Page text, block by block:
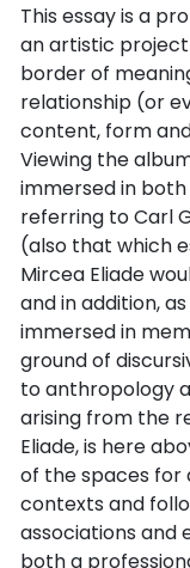
This essay is a
an artistic
border of
relationship (or
content, form
Viewing the
immersed in
referring to Carl
(also that which
Mircea Eliade
and in addition,
immersed in
ground of
to anthropology
arising from the
Eliade, is here
of the spaces for
contexts and
associations and
both a